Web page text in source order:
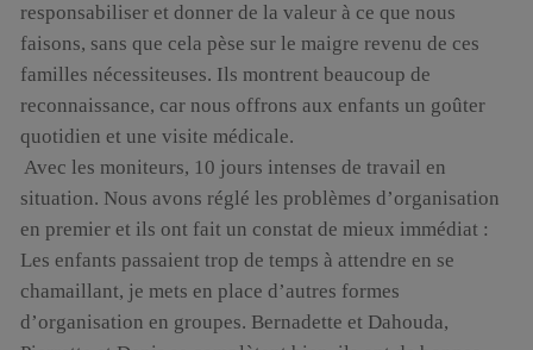
responsabiliser et donner de la valeur à ce que nous
faisons, sans que cela pèse sur le maigre revenu de ces
familles nécessiteuses. Ils montrent beaucoup de
reconnaissance, car nous offrons aux enfants un goûter
quotidien et une visite médicale.
Avec les moniteurs, 10 jours intenses de travail en
situation. Nous avons réglé les problèmes d’organisation
en premier et ils ont fait un constat de mieux immédiat :
Les enfants passaient trop de temps à attendre en se
chamaillant, je mets en place d’autres formes
d’organisation en groupes. Bernadette et Dahouda,